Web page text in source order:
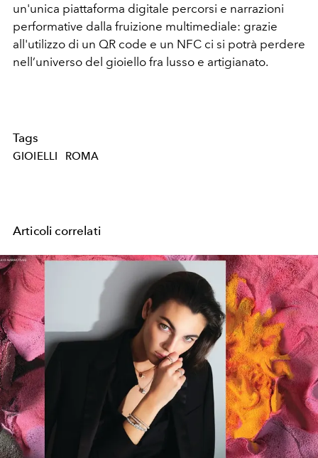
un'unica piattaforma digitale percorsi e narrazioni
performative dalla fruizione multimediale: grazie
all'utilizzo di un QR code e un NFC ci si potrà perdere
nell’universo del gioiello fra lusso e artigianato.
Tags
GIOIELLI ROMA
Articoli correlati